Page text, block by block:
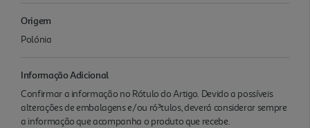
Origem
Polónia
Informação Adicional
Confirmar a informação no Rótulo do Artigo. Devido a possíveis
alterações de embalagens e/ou ró³tulos, deverá considerar sempre
a informação que acompanha o produto que recebe.